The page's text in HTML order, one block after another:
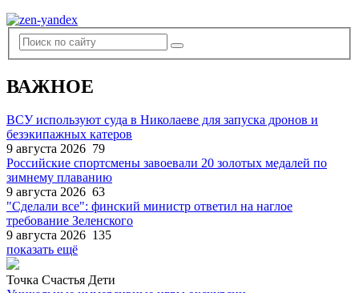
ВАЖНОЕ
ВСУ используют суда в Николаеве для запуска дронов и
безэкипажных катеров
9 августа 2026 79
Российские спортсмены завоевали 20 золотых медалей по
зимнему плаванию
9 августа 2026 63
"Сделали все": финский министр ответил на наглое
требование Зеленского
9 августа 2026 135
показать ещё
Точка Счастья Дети